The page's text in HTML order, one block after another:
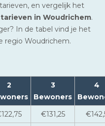
en vergelijk het
in Woudrichem.
In de tabel vind je het
regio Woudrichem.
2
3
Bewoners
4
€131,25